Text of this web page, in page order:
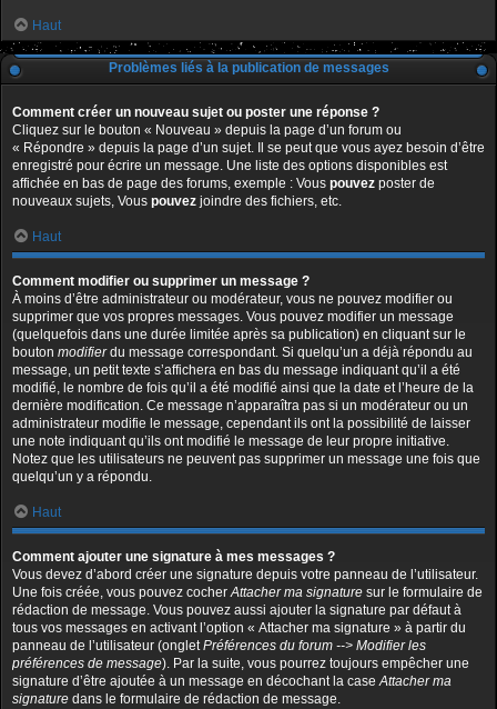
Haut
Problèmes liés à la publication de messages
Comment créer un nouveau sujet ou poster une réponse ?
Cliquez sur le bouton « Nouveau » depuis la page d’un forum ou
« Répondre » depuis la page d’un sujet. Il se peut que vous ayez besoin d’être
enregistré pour écrire un message. Une liste des options disponibles est
affichée en bas de page des forums, exemple : Vous pouvez poster de
nouveaux sujets, Vous pouvez joindre des fichiers, etc.
Haut
Comment modifier ou supprimer un message ?
À moins d’être administrateur ou modérateur, vous ne pouvez modifier ou
supprimer que vos propres messages. Vous pouvez modifier un message
(quelquefois dans une durée limitée après sa publication) en cliquant sur le
bouton modifierdu message correspondant. Si quelqu’un a déjà répondu au
message, un petit texte s’affichera en bas du message indiquant qu’il a été
modifié, le nombre de fois qu’il a été modifié ainsi que la date et l’heure de la
dernière modification. Ce message n’apparaîtra pas si un modérateur ou un
administrateur modifie le message, cependant ils ont la possibilité de laisser
une note indiquant qu’ils ont modifié le message de leur propre initiative.
Notez que les utilisateurs ne peuvent pas supprimer un message une fois que
quelqu’un y a répondu.
Haut
Comment ajouter une signature à mes messages ?
Vous devez d’abord créer une signature depuis votre panneau de l’utilisateur.
Une fois créée, vous pouvez cocherAttacher ma signature sur le formulaire de
rédaction de message. Vous pouvez aussi ajouter la signature par défaut à
tous vos messages en activant l’option « Attacher ma signature » à partir du
panneau de l’utilisateur (ongletPréférences du forum --> Modifier les
préférences de message). Par la suite, vous pourrez toujours empêcher une
signature d’être ajoutée à un message en décochant la caseAttacher ma
signature dans le formulaire de rédaction de message.